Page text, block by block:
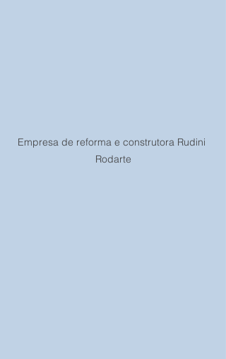
Empresa de reforma e construtora Rudini
Rodarte